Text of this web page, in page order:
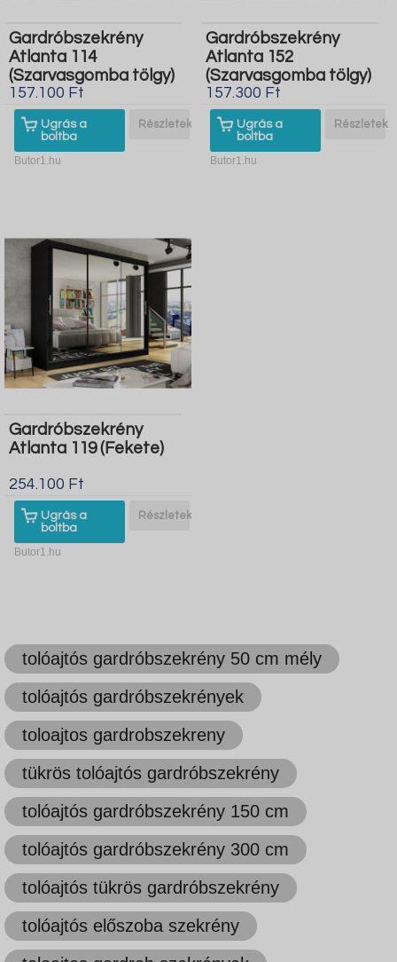
Gardróbszekrény
Atlanta 114
(Szarvasgomba tölgy)
157.100 Ft
Ugrás a
boltba
Részletek
Butor1.hu
Gardróbszekrény
Atlanta 152
(Szarvasgomba tölgy)
157.300 Ft
Ugrás a
boltba
Részletek
Butor1.hu
Gardróbszekrény
Atlanta 119 (Fekete)
254.100 Ft
Ugrás a
boltba
Részletek
Butor1.hu
tolóajtós gardróbszekrény 50 cm mély
tolóajtós gardróbszekrények
toloajtos gardrobszekreny
tükrös tolóajtós gardróbszekrény
tolóajtós gardróbszekrény 150 cm
tolóajtós gardróbszekrény 300 cm
tolóajtós tükrös gardróbszekrény
tolóajtós előszoba szekrény